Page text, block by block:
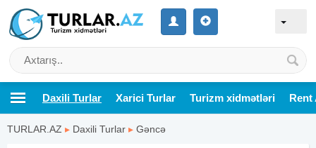
Daxili Turlar Xarici Turlar Turizm xidmətləri Rent
TURLAR.AZ ▸ Daxili Turlar ▸ Gəncə